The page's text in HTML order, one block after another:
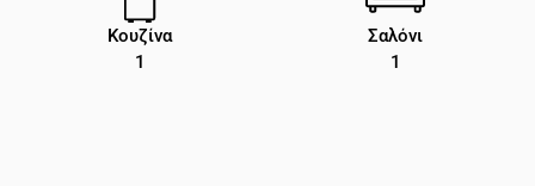
Κουζίνα
1
Σαλόνι
1